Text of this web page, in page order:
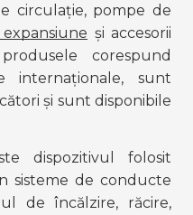
circulație, pompe de
și accesorii
corespund
internaționale, sunt
și sunt disponibile
dispozitivul folosit
sisteme de conducte
de încălzire, răcire,